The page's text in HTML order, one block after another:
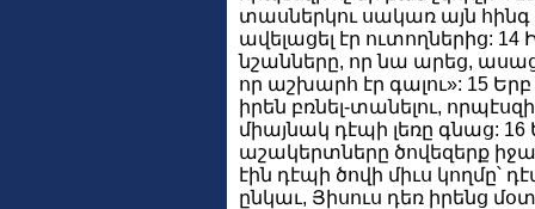
տասներկու սակառ այն
ավելացել էր ուտողներից:
նշանները, որ նա արեց,
որ աշխարհ էր գալու»: 15
իրեն բռնել-տանելու,
միայնակ դէպի լեռը գնաց: 16
աշակերտները ծովեզերք
էին դէպի ծովի միւս կողմը՝
ընկաւ, Յիսուս դեռ իրենց մօտ